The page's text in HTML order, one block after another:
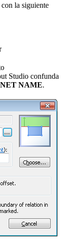
con la siguiente
Studio confunda
NAME.